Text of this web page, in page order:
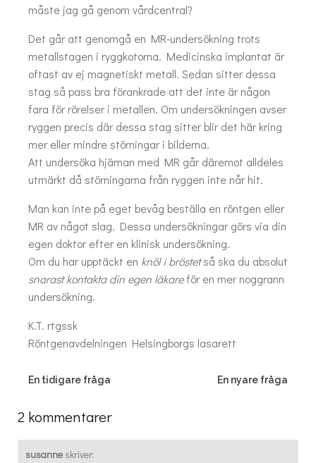
måste jag gå genom vårdcentral?
Det går att genomgå en MR-undersökning trots
metallstagen i ryggkotorna. Medicinska implantat är
oftast av ej magnetiskt metall. Sedan sitter dessa
stag så pass bra förankrade att det inte är någon
fara för rörelser i metallen. Om undersökningen avser
ryggen precis där dessa stag sitter blir det här kring
mer eller mindre störningar i bilderna.
Att undersöka hjärnan med MR går däremot alldeles
utmärkt då störningarna från ryggen inte når hit.
Man kan inte på eget bevåg beställa en röntgen eller
MR av något slag. Dessa undersökningar görs via din
egen doktor efter en klinisk undersökning.
Om du har upptäckt en knöl i bröstetså ska du absolut
snarast kontakta din egen läkareför en mer noggrann
undersökning.
K.T. rtgssk
Röntgenavdelningen Helsingborgs lasarett
Post
navigation
En tidigare fråga
PostEn nyare fråga
2 kommentarer
susanne skriver: